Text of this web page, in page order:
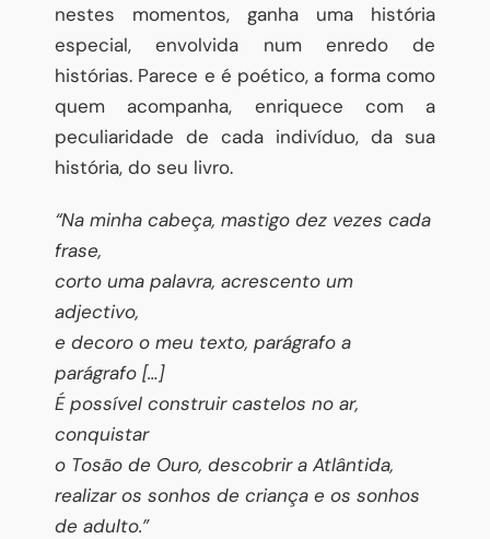
nestes momentos, ganha uma história
especial, envolvida num enredo de
histórias. Parece e é poético, a forma como
quem acompanha, enriquece com a
peculiaridade de cada indivíduo, da sua
história, do seu livro.
“Na minha cabeça, mastigo dez vezes cada
frase,
corto uma palavra, acrescento um
adjectivo,
e decoro o meu texto, parágrafo a
parágrafo […]
É possível construir castelos no ar,
conquistar
o Tosão de Ouro, descobrir a Atlântida,
realizar os sonhos de criança e os sonhos
de adulto.”